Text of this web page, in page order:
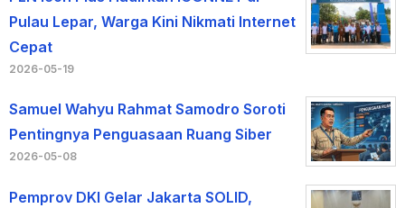
Pulau Lepar, Warga Kini Nikmati Internet
Cepat
2026-05-19
Samuel Wahyu Rahmat Samodro Soroti
Pentingnya Penguasaan Ruang Siber
2026-05-08
Pemprov DKI Gelar Jakarta SOLID,